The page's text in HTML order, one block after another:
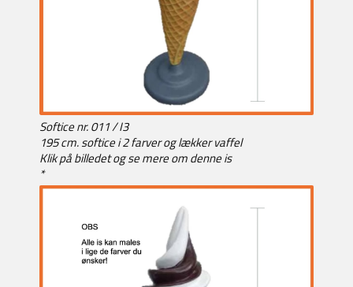
Softice nr. 011 / I3
195 cm. softice i 2 farver og lækker vaffel
Klik på billedet og se mere om denne is
*